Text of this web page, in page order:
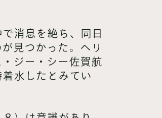
消息を絶ち、同日
見つかった。ヘリ
ジー・シー佐賀航
水したとみてい